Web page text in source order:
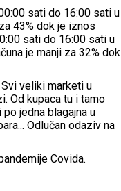
sati do 16:00 sati u
43% dok je iznos
sati do 16:00 sati u
je manji za 32% dok
veliki marketi u
Od kupaca tu i tamo
jedna blagajna u
Odlučan odaziv na
Covida.